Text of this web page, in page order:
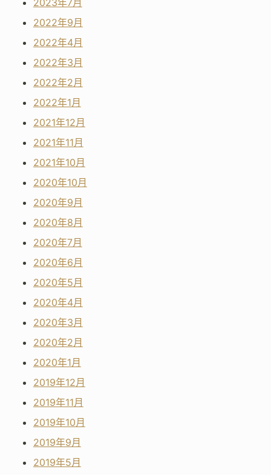
2022年9月
2022年4月
2022年3月
2022年2月
2022年1月
2021年12月
2021年11月
2021年10月
2020年10月
2020年9月
2020年8月
2020年7月
2020年6月
2020年5月
2020年4月
2020年3月
2020年2月
2020年1月
2019年12月
2019年11月
2019年10月
2019年9月
2019年5月